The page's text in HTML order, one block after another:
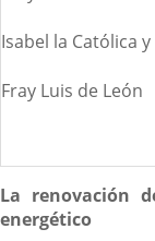
Isabel la Católica
Fray Luis de León
La renovación
energético